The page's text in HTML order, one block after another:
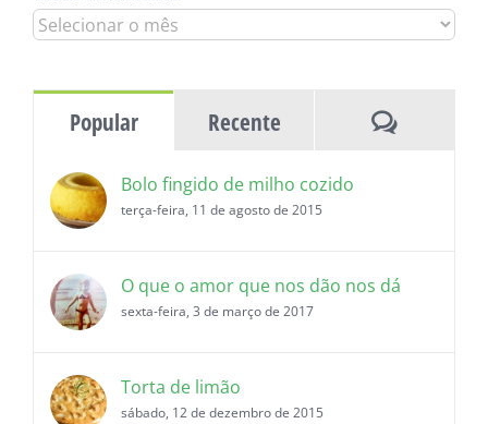
Todas
Popular Recente
Bolo fingido de milho cozido
terça-feira, 11 de agosto de 2015
O que o amor que nos dão nos dá
sexta-feira, 3 de março de 2017
Torta de limão
sábado, 12 de dezembro de 2015